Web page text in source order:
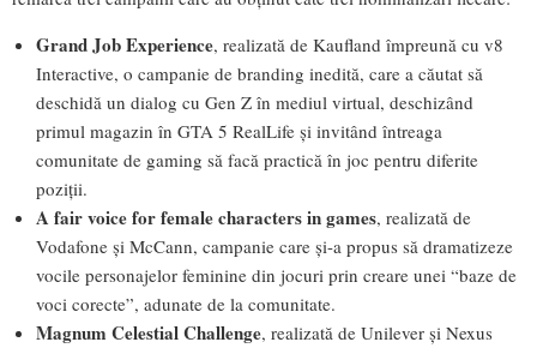
Grand Job Experience, realizată de Kaufland împreună cu v8
Interactive, o campanie de branding inedită, care a căutat să
deschidă un dialog cu Gen Z în mediul virtual, deschizând
primul magazin în GTA 5 RealLife și invitând întreaga
comunitate de gaming să facă practică în joc pentru diferite
poziții.
A fair voice for female characters in games, realizată de
Vodafone și McCann, campanie care și-a propus să dramatizeze
vocile personajelor feminine din jocuri prin creare unei “baze de
voci corecte”, adunate de la comunitate.
Magnum Celestial Challenge, realizată de Unilever și Nexus